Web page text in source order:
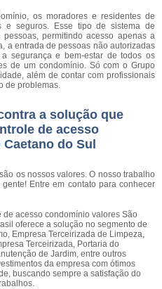
os moradores e residentes de
e seguros. Esse tipo de sistema de
permitindo acesso apenas a
a entrada de pessoas não autorizadas
segurança e bem-estar de todos os
de um condomínio. Só com o Grupo
além de contar com profissionais
de problemas.
a solução que
de acesso
do Sul
os nossos valores. O nosso trabalho
Entre em contato para conhecer
acesso condomínio valores São
oferece a solução no segmento de
Empresa Terceirizada de Limpeza,
Terceirizada, Portaria do
de Jardim, entre outros
da empresa com ótimos
buscando sempre a satisfação do